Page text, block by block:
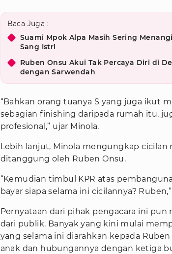
Baca Juga :
Suami Mpok Alpa Masih Sering
Sang Istri
Ruben Onsu Akui Tak Percaya Diri di
dengan Sarwendah
“Bahkan orang tuanya S yang juga ikut
sebagian finishing daripada rumah itu,
profesional,” ujar Minola.
Lebih lanjut, Minola mengungkap cicilan
ditanggung oleh Ruben Onsu.
“Kemudian timbul KPR atas
bayar siapa selama ini cicilannya?
Pernyataan dari pihak pengacara ini
dari publik. Banyak yang kini mulai
yang selama ini diarahkan kepada
anak dan hubungannya dengan ketiga